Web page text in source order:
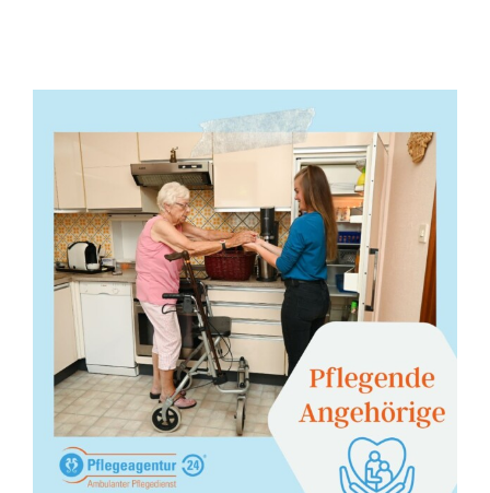
Pflegende Angehörige
Allgemein Betreuung Pflege